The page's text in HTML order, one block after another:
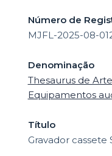
Número de
MJFL-2025-08-
Denominação
Thesaurus de
Equipamentos
Título
Gravador cassete